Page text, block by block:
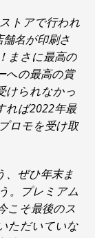
トアで行われ
名が印刷さ
まさに最高の
への最高の賞
けられなかっ
れば2022年最
ロモを受け取
、ぜひ年末ま
。プレミアム
こそ最後のス
ただいていな